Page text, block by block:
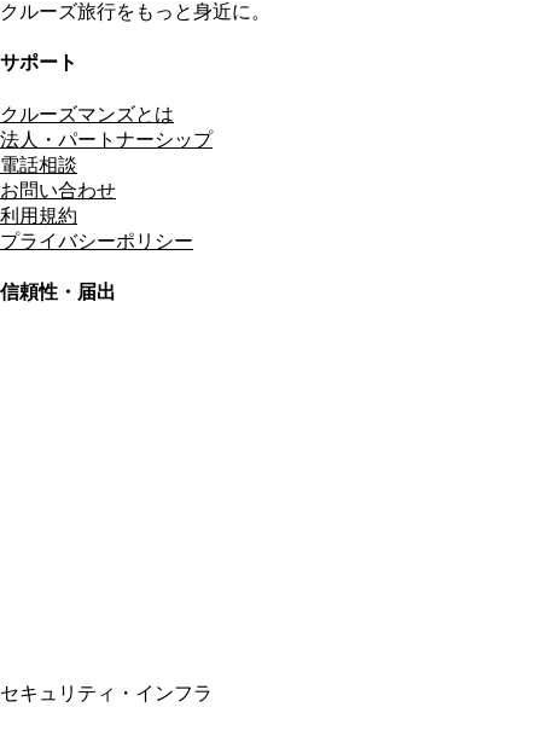
クルーズ旅行をもっと身近に。
サポート
クルーズマンズとは
法人・パートナーシップ
電話相談
お問い合わせ
利用規約
プライバシーポリシー
信頼性・届出
セキュリティ・インフラ